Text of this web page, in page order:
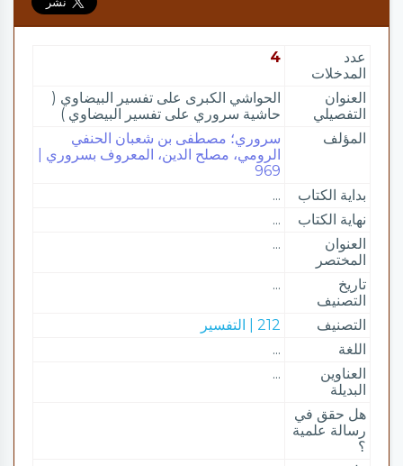
عدد
المدخلات
4
العنوان
التفصيلي
الحواشي الكبرى على تفسير البيضاوي (
حاشية سروري على تفسير البيضاوي )
المؤلف
سروري؛ مصطفى بن شعبان الحنفي
الرومي، مصلح الدين، المعروف بسروري |
969
بداية الكتاب
...
نهاية الكتاب
...
العنوان
المختصر
...
تاريخ
التصنيف
...
التصنيف
212 | التفسير
اللغة
...
العناوين
البديلة
...
هل حقق في
رسالة علمية
؟